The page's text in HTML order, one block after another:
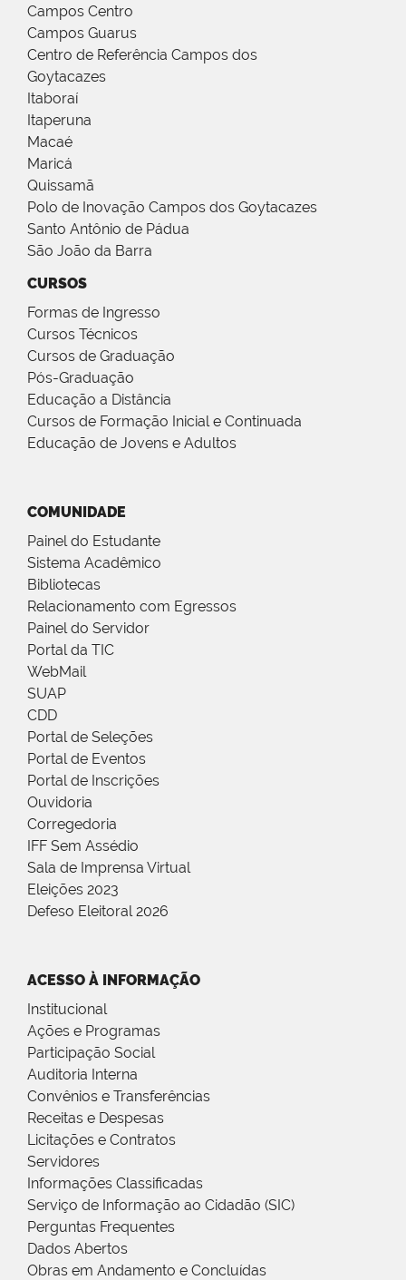
Campos Centro
Campos Guarus
Centro de Referência Campos dos
Goytacazes
Itaboraí
Itaperuna
Macaé
Maricá
Quissamã
Polo de Inovação Campos dos Goytacazes
Santo Antônio de Pádua
São João da Barra
CURSOS
Formas de Ingresso
Cursos Técnicos
Cursos de Graduação
Pós-Graduação
Educação a Distância
Cursos de Formação Inicial e Continuada
Educação de Jovens e Adultos
COMUNIDADE
Painel do Estudante
Sistema Acadêmico
Bibliotecas
Relacionamento com Egressos
Painel do Servidor
Portal da TIC
WebMail
SUAP
CDD
Portal de Seleções
Portal de Eventos
Portal de Inscrições
Ouvidoria
Corregedoria
IFF Sem Assédio
Sala de Imprensa Virtual
Eleições 2023
Defeso Eleitoral 2026
ACESSO À INFORMAÇÃO
Institucional
Ações e Programas
Participação Social
Auditoria Interna
Convênios e Transferências
Receitas e Despesas
Licitações e Contratos
Servidores
Informações Classificadas
Serviço de Informação ao Cidadão (SIC)
Perguntas Frequentes
Dados Abertos
Obras em Andamento e Concluídas